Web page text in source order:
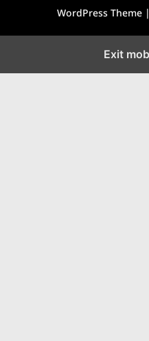
WordPress Theme |
Exit